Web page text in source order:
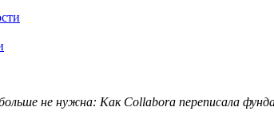
не нужна: Как Collabora переписала